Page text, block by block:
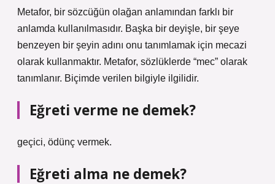
Metafor, bir sözcüğün olağan anlamından farklı bir
anlamda kullanılmasıdır. Başka bir deyişle, bir şeye
benzeyen bir şeyin adını onu tanımlamak için mecazi
olarak kullanmaktır. Metafor, sözlüklerde “mec” olarak
tanımlanır. Biçimde verilen bilgiyle ilgilidir.
Eğreti verme ne demek?
geçici, ödünç vermek.
Eğreti alma ne demek?